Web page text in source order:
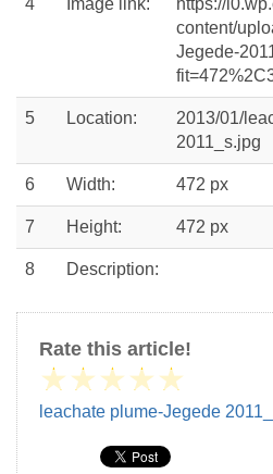
4 Image link:
https://
content/
Jegede-
5 Location:
2013/01/
2011_s.jpg
6 Width: 472 px
7 Height: 472 px
8 Description:
Rate this article!
★★★★★
leachate plume-Jegede